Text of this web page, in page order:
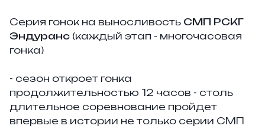
Серия гонок на выносливость СМП РСКГ
Эндуранс (каждый этап - многочасовая
гонка)
- сезон откроет гонка
продолжительностью 12 часов - столь
длительное соревнование пройдет
впервые в истории не только серии СМП